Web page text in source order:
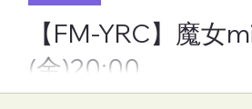
【FM-YRC】魔
(金)20:00